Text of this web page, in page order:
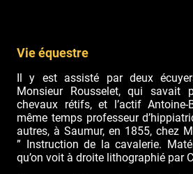
Vie équestre
Il y est assisté par deux
Monsieur Rousselet, qui savait
chevaux rétifs, et l’actif Antoine-
même temps professeur
autres, à Saumur, en 1855, chez
” Instruction de la cavalerie.
qu’on voit à droite lithographié par